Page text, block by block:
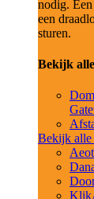
nodig.
een
sturen.
Bekijk
Bekijk alle